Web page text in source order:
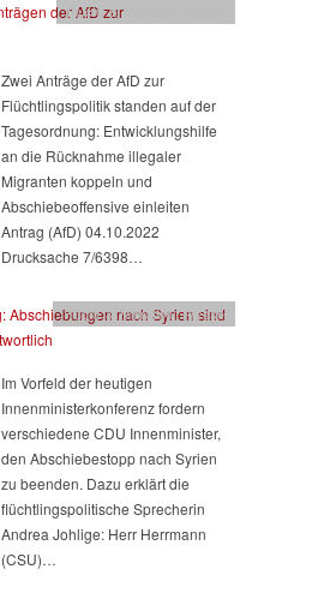
Flucht & Migration
Zwei Anträge der AfD zur
Flüchtlingspolitik standen auf der
Tagesordnung: Entwicklungshilfe
an die Rücknahme illegaler
Migranten koppeln und
Abschiebeoffensive einleiten
Antrag (AfD) 04.10.2022
Drucksache 7/6398…
Flucht & Migration,Presse
Im Vorfeld der heutigen
Innenministerkonferenz fordern
verschiedene CDU Innenminister,
den Abschiebestopp nach Syrien
zu beenden. Dazu erklärt die
flüchtlingspolitische Sprecherin
Andrea Johlige: Herr Herrmann
(CSU)…